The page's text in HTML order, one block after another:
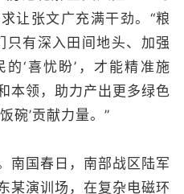
让张文广充满干劲。“粮
只有深入田间地头、加强
‘喜忧盼’，才能精准施
本领，助力产出更多绿色
碗’贡献力量。”
国春日，南部战区陆军
某演训场，在复杂电磁环